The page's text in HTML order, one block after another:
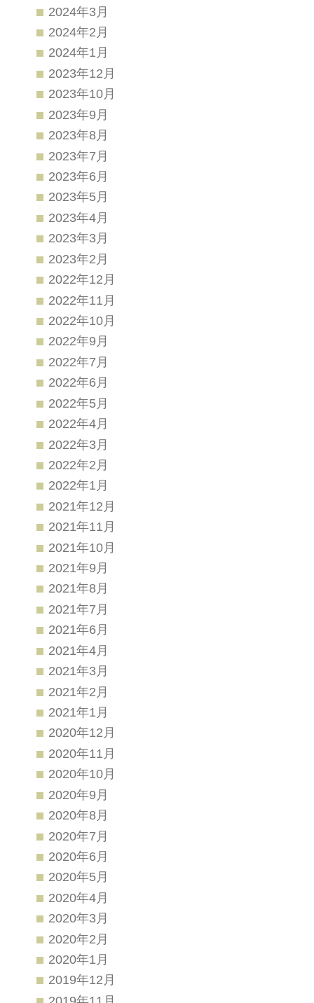
2024年3月
2024年2月
2024年1月
2023年12月
2023年10月
2023年9月
2023年8月
2023年7月
2023年6月
2023年5月
2023年4月
2023年3月
2023年2月
2022年12月
2022年11月
2022年10月
2022年9月
2022年7月
2022年6月
2022年5月
2022年4月
2022年3月
2022年2月
2022年1月
2021年12月
2021年11月
2021年10月
2021年9月
2021年8月
2021年7月
2021年6月
2021年4月
2021年3月
2021年2月
2021年1月
2020年12月
2020年11月
2020年10月
2020年9月
2020年8月
2020年7月
2020年6月
2020年5月
2020年4月
2020年3月
2020年2月
2020年1月
2019年12月